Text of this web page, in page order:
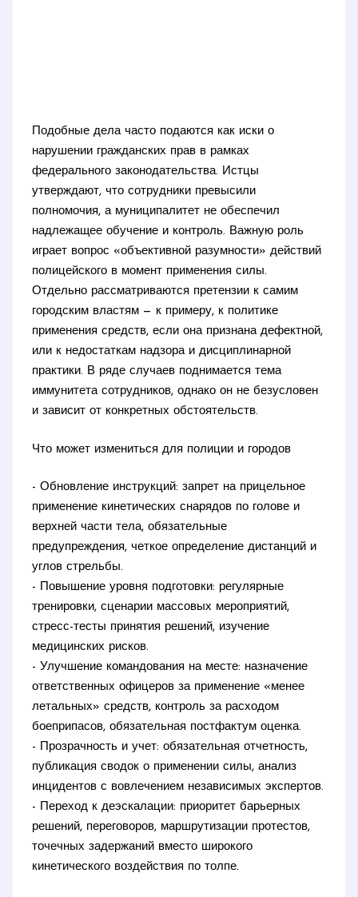
Подобные дела часто подаются как иски о
нарушении гражданских прав в рамках
федерального законодательства. Истцы
утверждают, что сотрудники превысили
полномочия, а муниципалитет не обеспечил
надлежащее обучение и контроль. Важную роль
играет вопрос «объективной разумности» действий
полицейского в момент применения силы.
Отдельно рассматриваются претензии к самим
городским властям — к примеру, к политике
применения средств, если она признана дефектной,
или к недостаткам надзора и дисциплинарной
практики. В ряде случаев поднимается тема
иммунитета сотрудников, однако он не безусловен
и зависит от конкретных обстоятельств.
Что может измениться для полиции и городов
- Обновление инструкций: запрет на прицельное
применение кинетических снарядов по голове и
верхней части тела, обязательные
предупреждения, четкое определение дистанций и
углов стрельбы.
- Повышение уровня подготовки: регулярные
тренировки, сценарии массовых мероприятий,
стресс-тесты принятия решений, изучение
медицинских рисков.
- Улучшение командования на месте: назначение
ответственных офицеров за применение «менее
летальных» средств, контроль за расходом
боеприпасов, обязательная постфактум оценка.
- Прозрачность и учет: обязательная отчетность,
публикация сводок о применении силы, анализ
инцидентов с вовлечением независимых экспертов.
- Переход к деэскалации: приоритет барьерных
решений, переговоров, маршрутизации протестов,
точечных задержаний вместо широкого
кинетического воздействия по толпе.